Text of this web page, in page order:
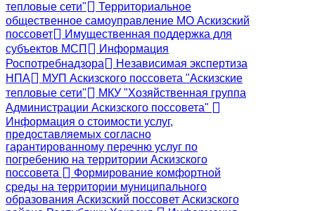
тепловые сети"
Территориальное
общественное самоуправление МО Аскизский
поссовет
Имущественная поддержка для
субъектов МСП
Информация
Роспотребнадзора
Независимая экспертиза
НПА
МУП Аскизского поссовета "Аскизские
тепловые сети"
МКУ "Хозяйственная группа
Администрации Аскизского поссовета"
Информация о стоимости услуг,
предоставляемых согласно
гарантированному перечню услуг по
погребению на территории Аскизского
поссовета
Формирование комфортной
среды на территории муниципального
образования Аскизский поссовет Аскизского